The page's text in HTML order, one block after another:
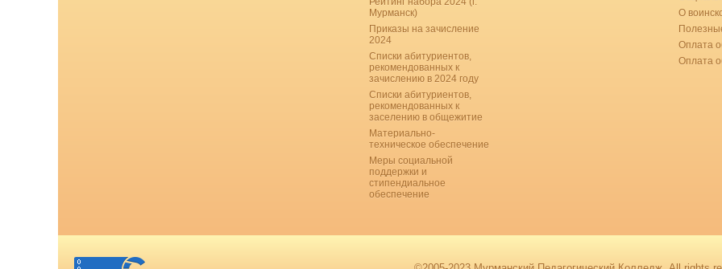
Мурманск)
Приказы на зачисление
2024
Списки абитуриентов,
рекомендованных к
зачислению в 2024 году
Списки абитуриентов,
рекомендованных к
заселению в общежитие
Материально-
техническое обеспечение
Меры социальной
поддержки и
стипендиальное
обеспечение
О
Оплата
Оплата